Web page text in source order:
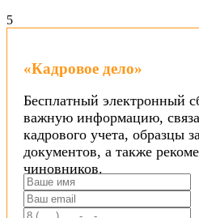
5
«Кадровое дело»
Бесплатный электронный
важную информацию,
кадрового учета, образцы
документов, а также
чиновников.